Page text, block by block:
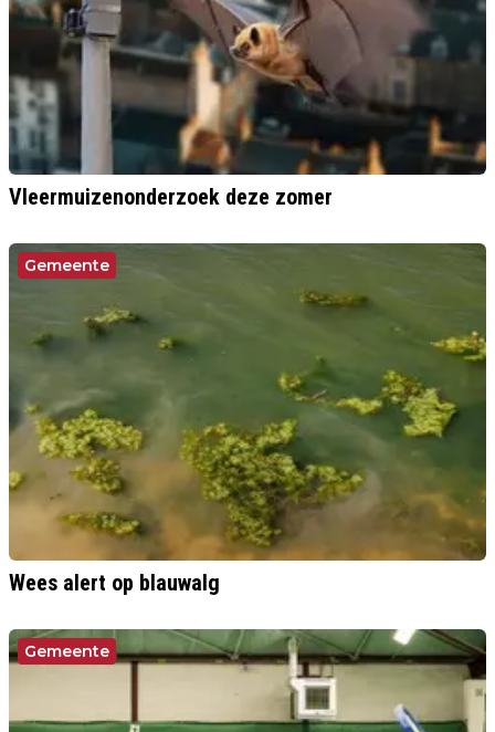
Vleermuizenonderzoek deze zomer
Gemeente
Wees alert op blauwalg
Gemeente